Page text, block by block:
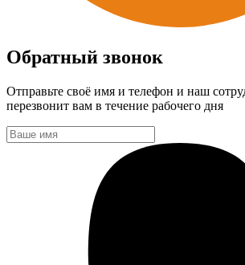
Обратный звонок
Отправьте своё имя и телефон и наш
перезвонит вам в течение рабочего дня